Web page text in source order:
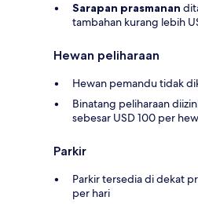
Sarapan prasmanan
tambahan kurang lebih
Hewan peliharaan
Hewan pemandu tidak
Binatang peliharaan
sebesar USD 100 per
Parkir
Parkir tersedia di dekat
per hari